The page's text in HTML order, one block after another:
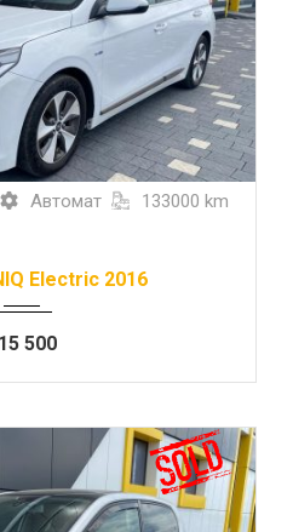
Автомат 133000 km
Electric 2016
15 500